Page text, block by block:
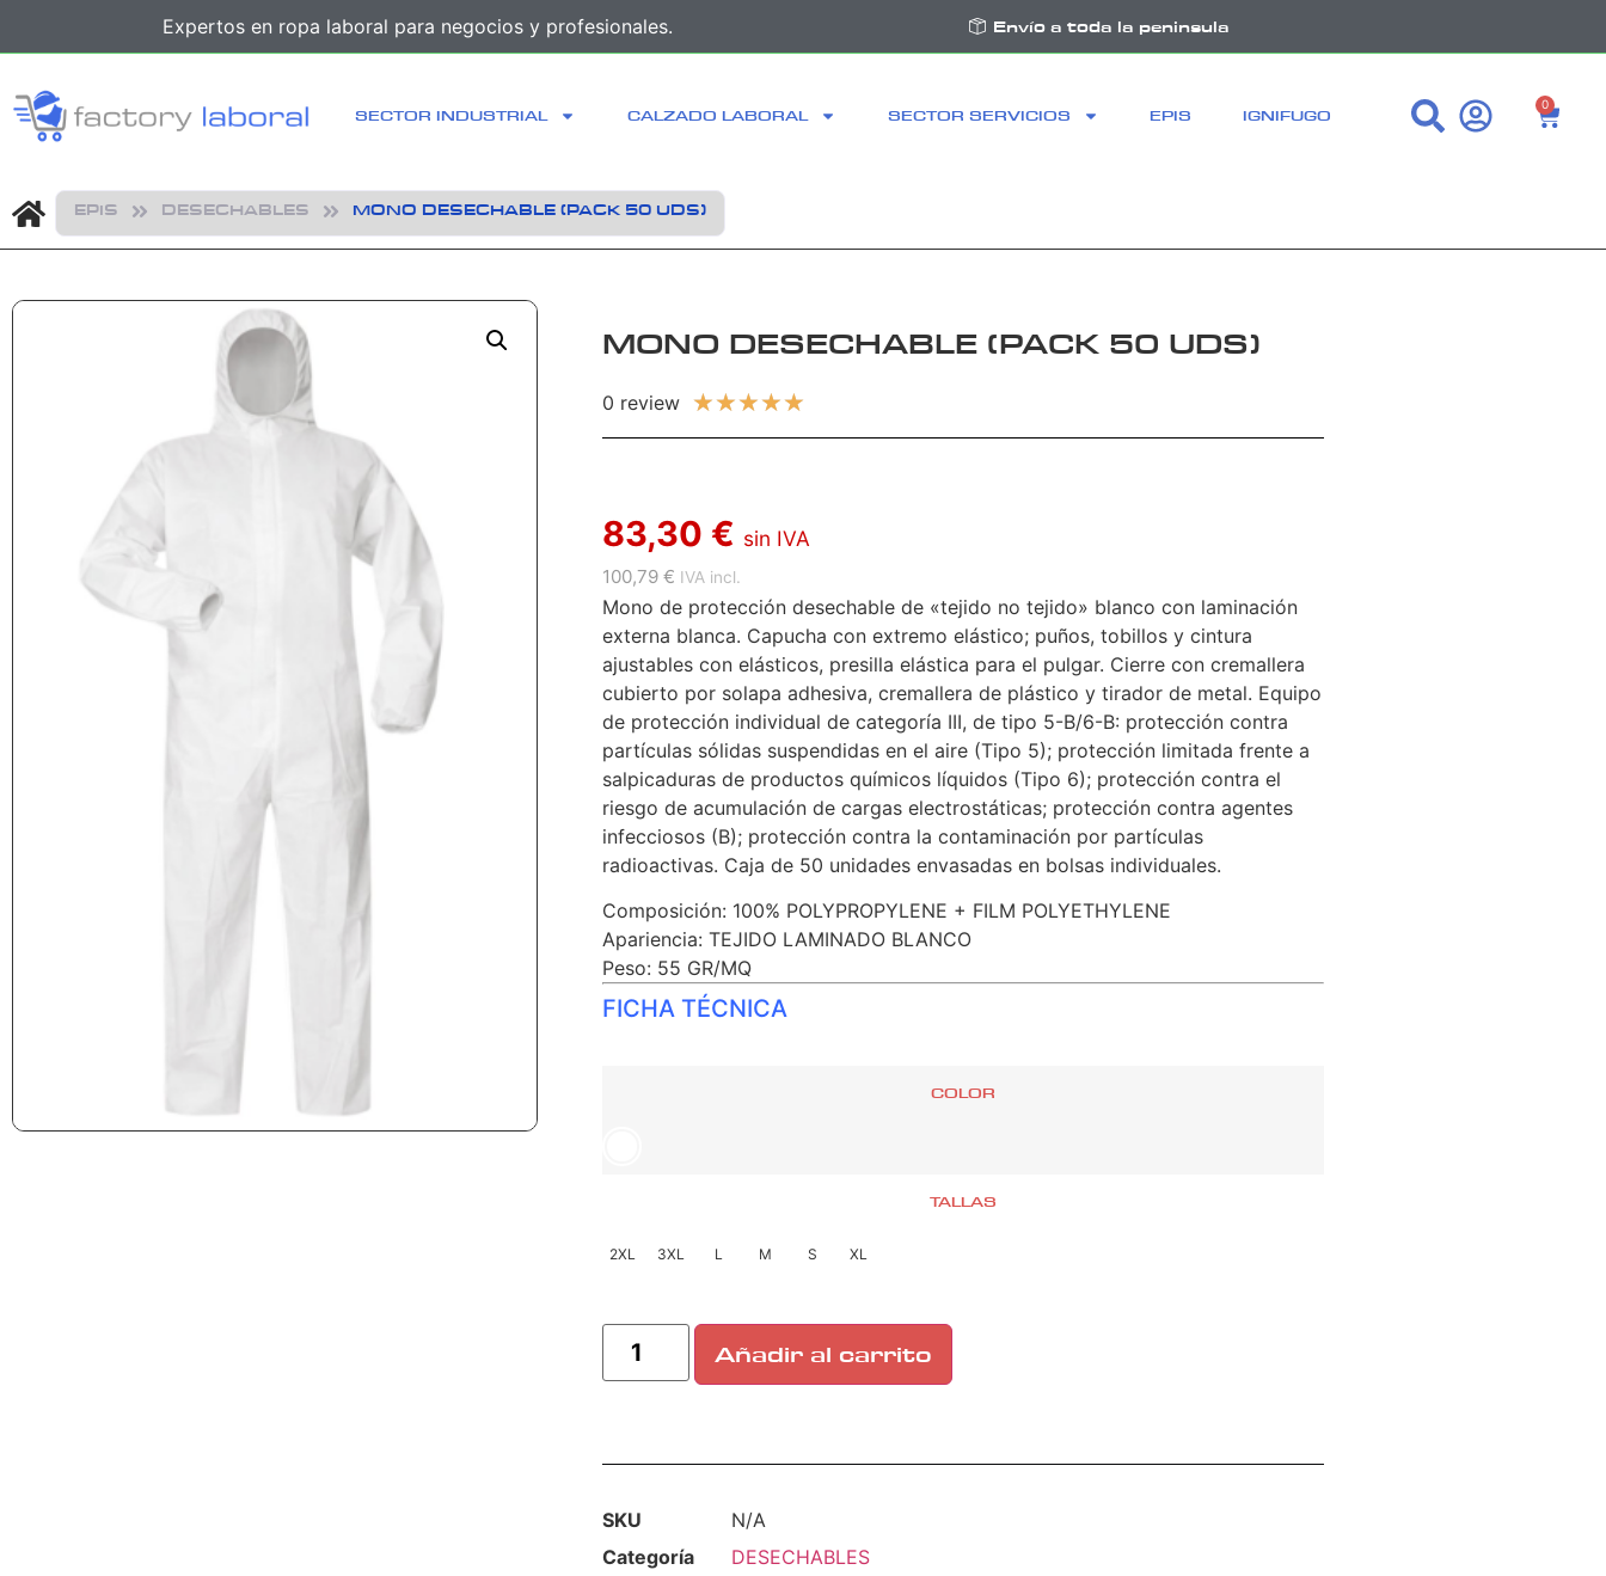
Expertos en ropa laboral para negocios y profesionales. Envío a toda la peninsula
SECTOR INDUSTRIAL CALZADO LABORAL SECTOR SERVICIOS EPIS IGNIFUGO
0
EPIS DESECHABLES MONO DESECHABLE (PACK 50 UDS)
MONO DESECHABLE (PACK 50 UDS)
0 review ★★★★★
83,30 € sin IVA
100,79 € IVA incl.
Mono de protección desechable de «tejido no tejido» blanco con laminación
externa blanca. Capucha con extremo elástico; puños, tobillos y cintura
ajustables con elásticos, presilla elástica para el pulgar. Cierre con cremallera
cubierto por solapa adhesiva, cremallera de plástico y tirador de metal. Equipo
de protección individual de categoría III, de tipo 5-B/6-B: protección contra
partículas sólidas suspendidas en el aire (Tipo 5); protección limitada frente a
salpicaduras de productos químicos líquidos (Tipo 6); protección contra el
riesgo de acumulación de cargas electrostáticas; protección contra agentes
infecciosos (B); protección contra la contaminación por partículas
radioactivas. Caja de 50 unidades envasadas en bolsas individuales.
Composición: 100% POLYPROPYLENE + FILM POLYETHYLENE
Apariencia: TEJIDO LAMINADO BLANCO
Peso: 55 GR/MQ
FICHA TÉCNICA
COLOR
TALLAS
2XL 3XL L M S XL
Añadir al carrito
SKU
N/A
Categoría
DESECHABLES